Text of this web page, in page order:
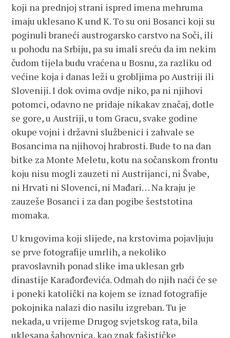
koji na prednjoj strani ispred imena mehruma
imaju uklesano K und K. To su oni Bosanci koji su
poginuli braneći austrogarsko carstvo na Soči, ili
u pohodu na Srbiju, pa su imali sreću da im nekim
čudom tijela budu vraćena u Bosnu, za razliku od
većine koja i danas leži u grobljima po Austriji ili
Sloveniji. I dok ovima ovdje niko, pa ni njihovi
potomci, odavno ne pridaje nikakav značaj, dotle
se gore, u Austriji, u tom Gracu, svake godine
okupe vojni i državni službenici i zahvale se
Bosancima na njihovoj hrabrosti. Bude to na dan
bitke za Monte Meletu, kotu na sočanskom frontu
koju nisu mogli zauzeti ni Austrijanci, ni Švabe,
ni Hrvati ni Slovenci, ni Mađari… Na kraju je
zauzeše Bosanci i za dan pogibe šeststotina
momaka.
U krugovima koji slijede, na krstovima pojavljuju
se prve fotografije umrlih, a nekoliko
pravoslavnih ponad slike ima uklesan grb
dinastije Karađorđevića. Odmah do njih naći će se
i poneki katolički na kojem se iznad fotografije
pokojnika nalazi dio nasilu izgreban. Tu je
nekada, u vrijeme Drugog svjetskog rata, bila
uklesana šahovnica, kao znak fašističke